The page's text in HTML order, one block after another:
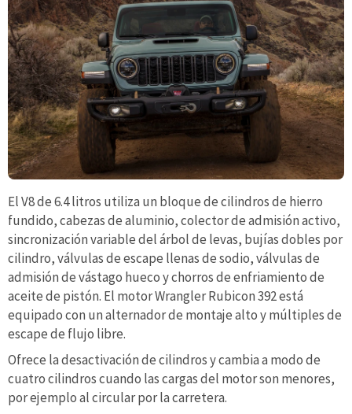
El V8 de 6.4 litros utiliza un bloque de cilindros de hierro
fundido, cabezas de aluminio, colector de admisión activo,
sincronización variable del árbol de levas, bujías dobles por
cilindro, válvulas de escape llenas de sodio, válvulas de
admisión de vástago hueco y chorros de enfriamiento de
aceite de pistón. El motor Wrangler Rubicon 392 está
equipado con un alternador de montaje alto y múltiples de
escape de flujo libre.
Ofrece la desactivación de cilindros y cambia a modo de
cuatro cilindros cuando las cargas del motor son menores,
por ejemplo al circular por la carretera.